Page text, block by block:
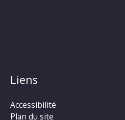
Liens
Accessibilité
Plan du site